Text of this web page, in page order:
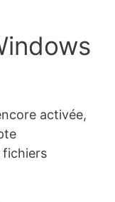
activée,
fichiers